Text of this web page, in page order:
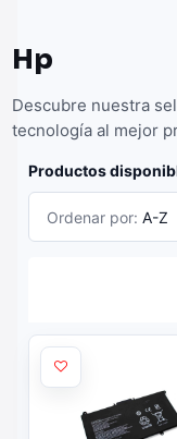
Hp
Descubre nuestra
tecnología al mejor
Productos
Ordenar por: A-Z